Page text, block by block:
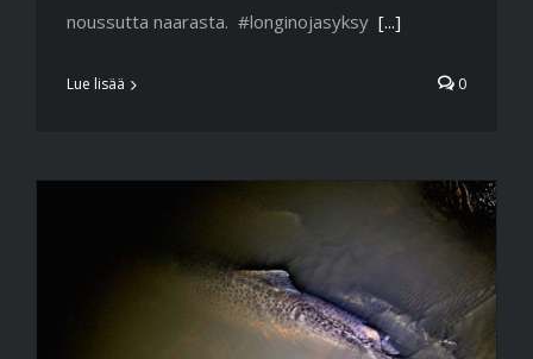
noussutta naarasta. #longinojasyksy [...]
Lue lisää 0